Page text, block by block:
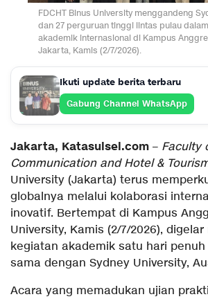
FDCHT Binus University menggandeng
dan 27 perguruan tinggi lintas pulau
akademik internasional di Kampus
Jakarta, Kamis (2/7/2026).
Ikuti update berita terbaru
Gabung Channel WhatsApp
Jakarta, Katasulsel.com – Faculty
Communication and Hotel &
University (Jakarta) terus
globalnya melalui kolaborasi
inovatif. Bertempat di Kampus
University, Kamis (2/7/2026),
kegiatan akademik satu hari
sama dengan Sydney University,
Acara yang memadukan ujian